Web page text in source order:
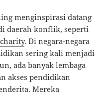
menginspirasi datang
daerah konflik, seperti
. Di negara-negara
sering kali menjadi
ada banyak lembaga
akses pendidikan
Mereka